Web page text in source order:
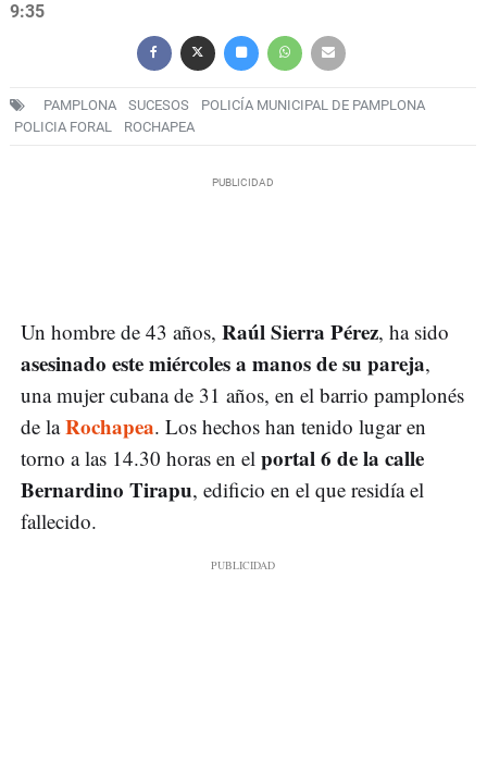
9:35
PAMPLONA SUCESOS
POLICÍA MUNICIPAL DE PAMPLONA
POLICIA FORAL
ROCHAPEA
Un hombre de 43 años, Raúl Sierra Pérez, ha sido
asesinado este miércoles a manos de su pareja,
una mujer cubana de 31 años, en el barrio pamplonés
de laRochapea. Los hechos han tenido lugar en
torno a las 14.30 horas en el portal 6 de la calle
Bernardino Tirapu, edificio en el que residía el
fallecido.